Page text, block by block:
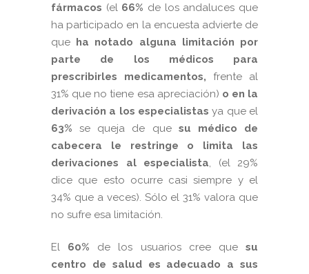
fármacos (el 66% de los andaluces que
ha participado en la encuesta advierte de
que ha notado alguna limitación por
parte de los médicos para
prescribirles medicamentos, frente al
31% que no tiene esa apreciación) o en la
derivación a los especialistas ya que el
63% se queja de quesu médico de
cabecera le restringe o limita las
derivaciones al especialista , (el 29%
dice que esto ocurre casi siempre y el
34% que a veces). Sólo el 31% valora que
no sufre esa limitación.
El 60% de los usuarios cree quesu
centro de salud es adecuado a sus